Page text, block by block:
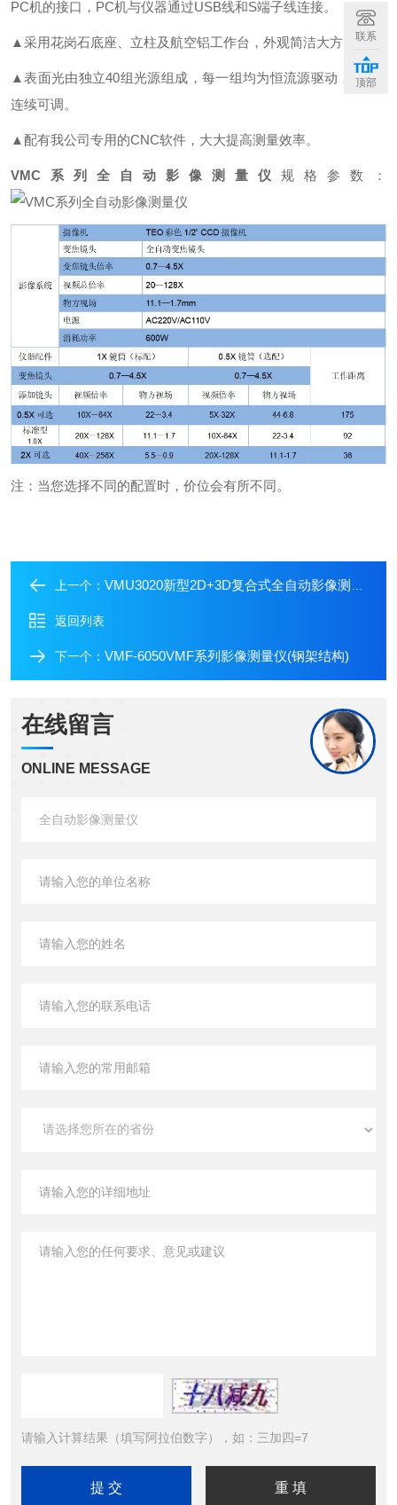
PC机的接口，PC机与仪器通过USB线和S端子线连接。
▲采用花岗石底座、立柱及航空铝工作台，外观简洁大方。
▲表面光由独立40组光源组成，每一组均为恒流源驱动，200级
连续可调。
▲配有我公司专用的CNC软件，大大提高测量效率。
VMC系列全自动影像测量仪 规格参数：
注：当您选择不同的配置时，价位会有所不同。
上一个： VMU3020新型2D+3D复合式全自动影像测量仪
返回列表
下一个： VMF-6050VMF系列影像测量仪(钢架结构)
在线留言
ONLINE MESSAGE
请输入计算结果（填写阿拉伯数字），如：三加四=7
联系
顶部